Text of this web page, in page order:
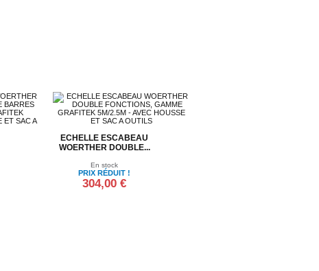
ECHELLE ESCABEAU
WOERTHER DOUBLE...
En stock
PRIX RÉDUIT !
304,00 €